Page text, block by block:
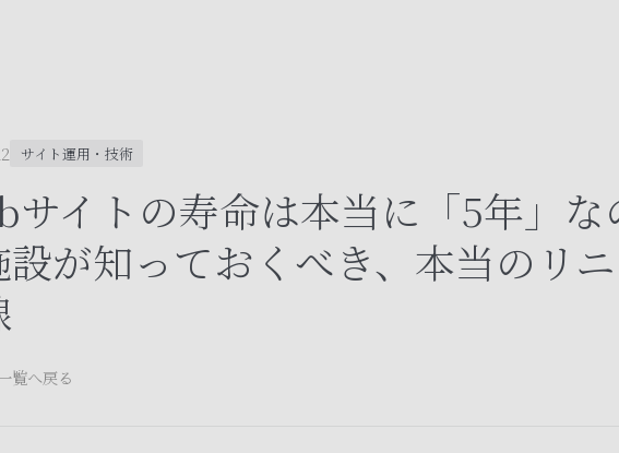
サイト運用・技術
サイトの寿命は本当に「5年」
設が知っておくべき、本当のリ
覧へ戻る